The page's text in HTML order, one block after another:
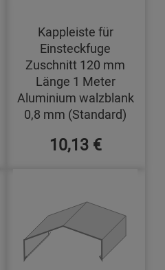
Kappleiste für
Einsteckfuge
Zuschnitt 120 mm
Länge 1 Meter
Aluminium walzblank
0,8 mm (Standard)
10,13 €